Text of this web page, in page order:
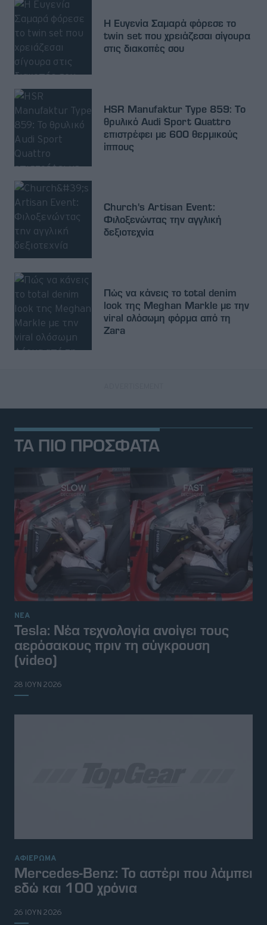
Η Ευγενία Σαμαρά φόρεσε το
twin set που χρειάζεσαι σίγουρα
στις διακοπές σου
HSR Manufaktur Type 859: Το
θρυλικό Audi Sport Quattro
επιστρέφει με 600 θερμικούς
ίππους
Church's Αrtisan Event:
Φιλοξενώντας την αγγλική
δεξιοτεχνία
Πώς να κάνεις το total denim
look της Meghan Markle με την
viral ολόσωμη φόρμα από τη
Zara
ΤΑ ΠΙΟ ΠΡΟΣΦΑΤΑ
ΝΕΑ
Tesla: Νέα τεχνολογία ανοίγει τους
αερόσακους πριν τη σύγκρουση
(video)
28 ΙΟΥΝ 2026
ΑΦΙΕΡΩΜΑ
Mercedes-Benz: Το αστέρι που λάμπει
εδώ και 100 χρόνια
26 ΙΟΥΝ 2026